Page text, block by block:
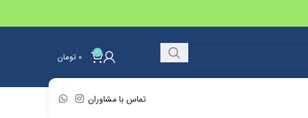
0
0 تومان
تماس با مشاوران